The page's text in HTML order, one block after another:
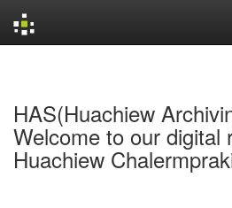
HAS(Huachiew
Welcome to our digital
Huachiew